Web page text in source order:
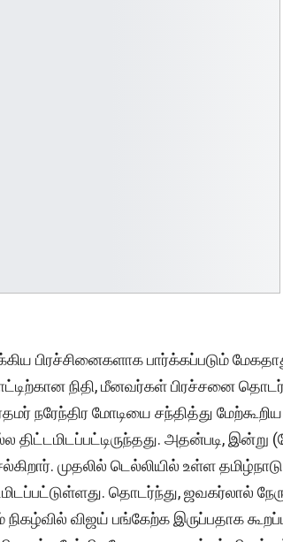
பிரச்சினைகளாக பார்க்கப்படும்
நிதி, மீனவர்கள் பிரச்சனை
நரேந்திர மோடியை சந்தித்து மேற்கூறிய
அதன்படி, இன்று
முதலில் டெல்​லி​யில் உள்ள தமிழ்​நாடு
தொடர்ந்​து, ஜவகர்​லால்
விஜய் பங்​கேற்க இருப்​ப​தாக